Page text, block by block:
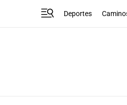
Deportes